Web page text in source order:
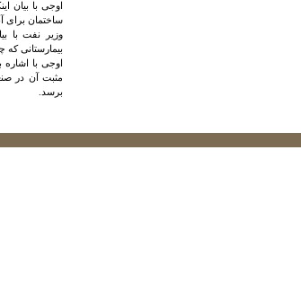
اوجی با بیان
ساختمان برای آنها انجام
وزیر نفت با
بیمارستانی که
اوجی با
برسد.